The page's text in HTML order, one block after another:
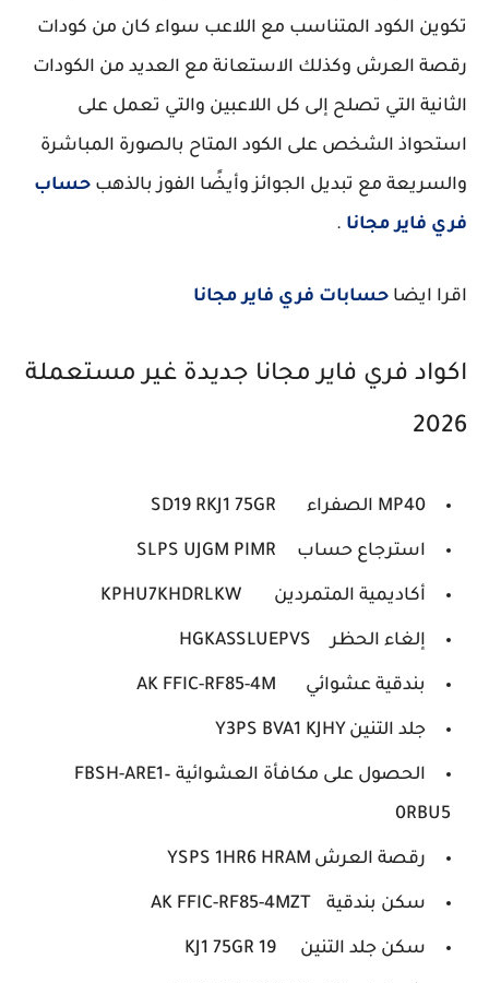
تكوين الكود المتناسب مع اللاعب سواء كان من كودات
رقصة العرش وكذلك الاستعانة مع العديد من الكودات
الثانية التي تصلح إلى كل اللاعبين والتي تعمل على
استحواذ الشخص على الكود المتاح بالصورة المباشرة
والسريعة مع تبديل الجوائز وأيضًا الفوز بالذهب حساب
فري فاير مجانا .
اقرا ايضا حسابات فري فاير مجانا
اكواد فري فاير مجانا جديدة غير مستعملة
2026
MP40 الصفراء SD19 RKJ1 75GR
استرجاع حساب SLPS UJGM PIMR
أكاديمية المتمردين KPHU7KHDRLKW
إلغاء الحظر HGKASSLUEPVS
بندقية عشوائي AK FFIC-RF85-4M
جلد التنين Y3PS BVA1 KJHY
الحصول على مكافأة العشوائية FBSH-ARE1–
0RBU5
رقصة العرش YSPS 1HR6 HRAM
سكن بندقية AK FFIC-RF85-4MZT
سكن جلد التنين KJ1 75GR 19